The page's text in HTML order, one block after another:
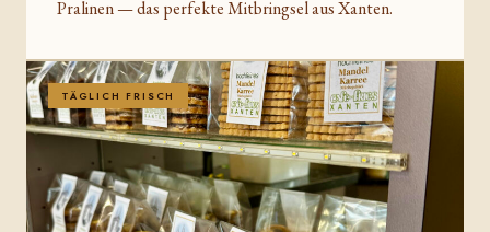
Pralinen — das perfekte Mitbringsel aus Xanten.
TÄGLICH FRISCH